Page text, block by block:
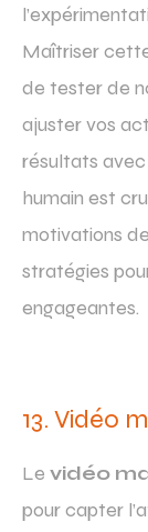
Maîtriser
de tester de
ajuster vos
résultats avec
humain est
motivations
stratégies
engageantes.
13. Vidéo
Le vidéo
pour capter